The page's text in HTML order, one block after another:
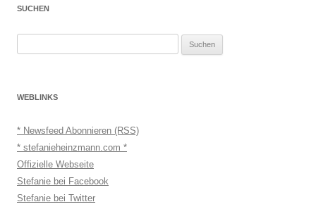
SUCHEN
WEBLINKS
* Newsfeed Abonnieren (RSS)
* stefanieheinzmann.com *
Offizielle Webseite
Stefanie bei Facebook
Stefanie bei Twitter